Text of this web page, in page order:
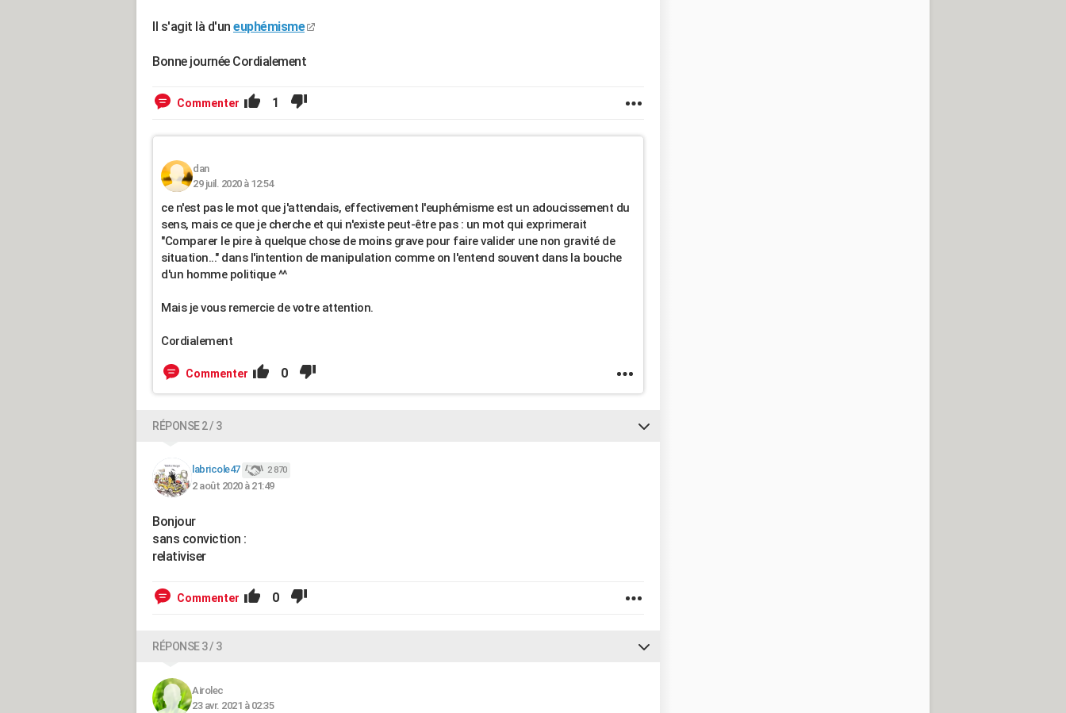
Il s'agit là d'un euphémisme
Bonne journée Cordialement
Commenter 1
dan
29 juil. 2020 à 12:54
ce n'est pas le mot que j'attendais, effectivement l'euphémisme est un adoucissement du
sens, mais ce que je cherche et qui n'existe peut-être pas : un mot qui exprimerait
"Comparer le pire à quelque chose de moins grave pour faire valider une non gravité de
situation..." dans l'intention de manipulation comme on l'entend souvent dans la bouche
d'un homme politique ^^
Mais je vous remercie de votre attention.
Cordialement
Commenter 0
RÉPONSE 2 / 3
labricole47 2 870
2 août 2020 à 21:49
Bonjour
sans conviction :
relativiser
Commenter 0
RÉPONSE 3 / 3
Airolec
23 avr. 2021 à 02:35